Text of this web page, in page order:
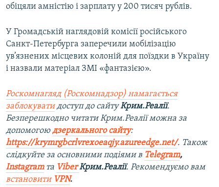
обіцяли амністію і зарплату у 200 тисяч рублів.
У Громадській наглядовій комісії російського
Санкт-Петербурга заперечили мобілізацію
ув’язнених місцевих колоній для поїздки в Україну
і назвали матеріал ЗМІ «фантазією».
Роскомнагляд (Роскомнадзор) намагається
заблокуватидоступ до сайтуКрим.Реалії.
Безперешкодно читати Крим.Реалії можна за
допомогою дзеркального сайту:
https://krymrgbcrlvrexoeaqjy.azureedge.net/. Також
слідкуйте за основними подіями в Telegram,
Instagramта ViberКрим.Реалії. Рекомендуємо вам
встановити VPN.